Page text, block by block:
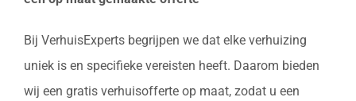
Bij VerhuisExperts begrijpen we dat elke verhuizing
uniek is en specifieke vereisten heeft. Daarom bieden
wij een gratis verhuisofferte op maat, zodat u een